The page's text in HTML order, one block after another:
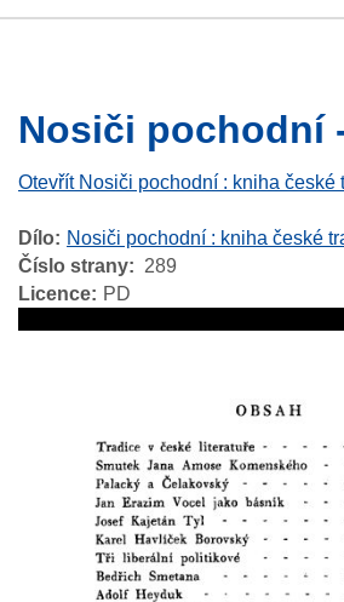
Nosiči pochodní
Otevřít Nosiči pochodní : kniha české
Dílo
Nosiči pochodní : kniha české
Číslo strany
289
Licence
PD